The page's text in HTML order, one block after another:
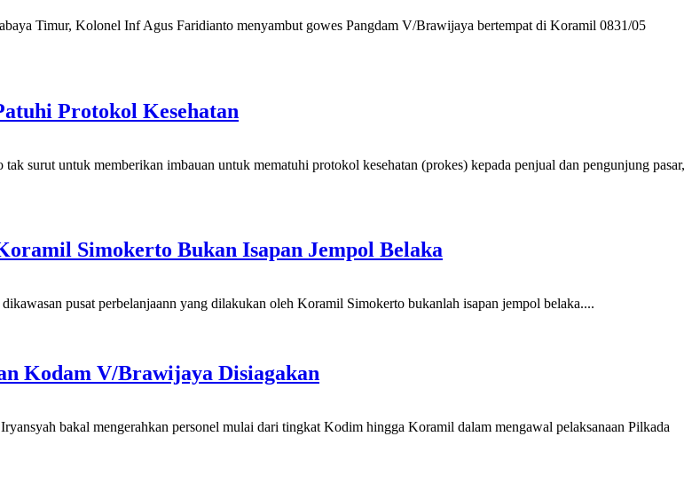
Timur, Kolonel Inf Agus Faridianto menyambut gowes Pangdam V/Brawijaya bertempat di Koramil 0831/05
Protokol Kesehatan
surut untuk memberikan imbauan untuk mematuhi protokol kesehatan (prokes) kepada penjual dan pengunjung pasar,
Simokerto Bukan Isapan Jempol Belaka
pusat perbelanjaann yang dilakukan oleh Koramil Simokerto bukanlah isapan jempol belaka....
Kodam V/Brawijaya Disiagakan
bakal mengerahkan personel mulai dari tingkat Kodim hingga Koramil dalam mengawal pelaksanaan Pilkada